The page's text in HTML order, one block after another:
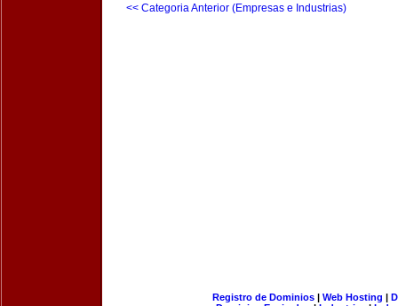
<< Categoria Anterior (Empresas e Industrias)
Registro de Dominios| Web Hosting |